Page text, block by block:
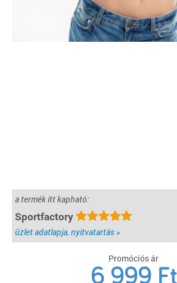
a termék itt kapható:
Sportfactory
üzlet adatlapja, nyitvatartás »
Promóciós ár
6 999 Ft